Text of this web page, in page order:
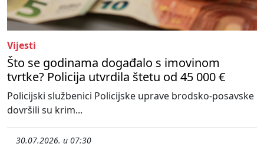
Vijesti
Što se godinama događalo s imovinom
tvrtke? Policija utvrdila štetu od 45 000 €
Policijski službenici Policijske uprave brodsko-posavske
dovršili su krim...
30.07.2026. u 07:30